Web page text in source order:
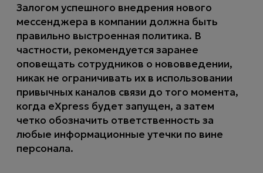
Залогом успешного внедрения нового
мессенджера в компании должна быть
правильно выстроенная политика. В
частности, рекомендуется заранее
оповещать сотрудников о нововведении,
никак не ограничивать их в использовании
привычных каналов связи до того момента,
когда eXpress будет запущен, а затем
четко обозначить ответственность за
любые информационные утечки по вине
персонала.